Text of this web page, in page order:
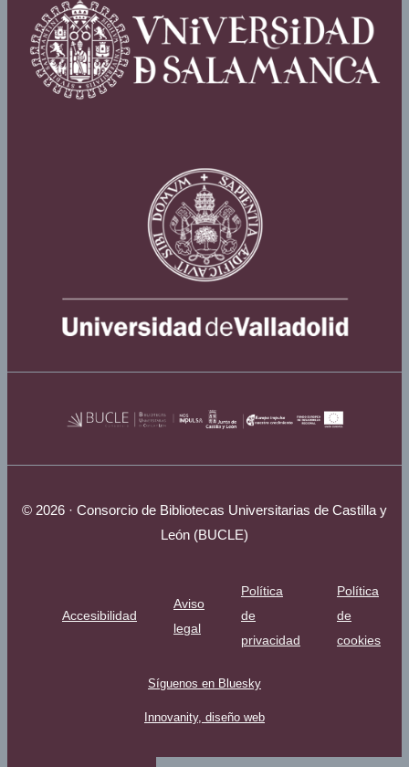
© 2026 · Consorcio de Bibliotecas Universitarias de Castilla y
León (BUCLE)
Accesibilidad
Aviso
legal
Política
de
privacidad
Política
de
cookies
Síguenos en Bluesky
Innovanity, diseño web